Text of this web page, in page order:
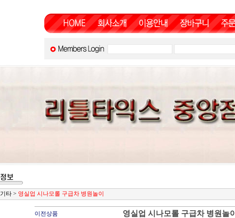
기타 > 영실업 시나모롤 구급차 병원놀이
이전상품 영실업 시나모롤 구급차 병원놀이